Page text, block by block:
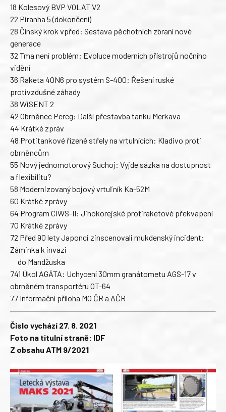
18 Kolesový BVP VOLAT V2
22 Piranha 5 (dokončení)
28 Čínský krok vpřed: Sestava pěchotních zbraní nové
generace
32 Tma není problém: Evoluce moderních přístrojů nočního
vidění
36 Raketa 40N6 pro systém S-400: Řešení ruské
protivzdušné záhady
38 WiSENT 2
42 Obrněnec Pereg: Další přestavba tanku Merkava
44 Krátké zpráv
48 Protitankové řízené střely na vrtulnících: Kladivo proti
obrněncům
55 Nový jednomotorový Suchoj: Vyjde sázka na dostupnost
a flexibilitu?
58 Modernizovaný bojový vrtuľník Ka-52M
60 Krátké zprávy
64 Program CIWS-II: Jihokorejské protiraketové překvapení
70 Krátké zprávy
72 Před 90 lety Japonci zinscenovali mukdenský incident:
Záminka k invazi
do Mandžuska
741 Úkol AGÁTA: Uchycení 30mm granátometu AGS-17 v
obrněném transportéru OT-64
77 Informační příloha MO ČR a AČR
Číslo vychází 27. 8. 2021
Foto na titulní straně: IDF
Z obsahu ATM 9/2021